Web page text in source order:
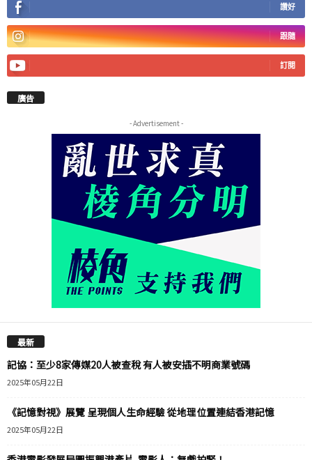
讚好
跟隨
訂閱
廣告
- Advertisement -
最新
記協：至少8家傳媒20人被查稅 有人被安插不明商業號碼
2025年05月22日
《記憶對視》展覽 呈現個人生命經驗 從地理位置連結香港記憶
2025年05月22日